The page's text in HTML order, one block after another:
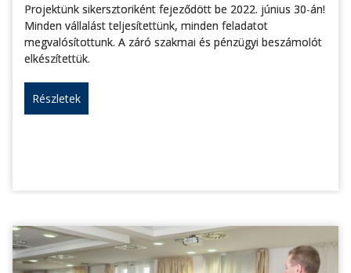
Projektünk sikersztoriként fejeződött be 2022. június 30-án!
Minden vállalást teljesítettünk, minden feladatot
megvalósítottunk. A záró szakmai és pénzügyi beszámolót
elkészítettük.
Részletek